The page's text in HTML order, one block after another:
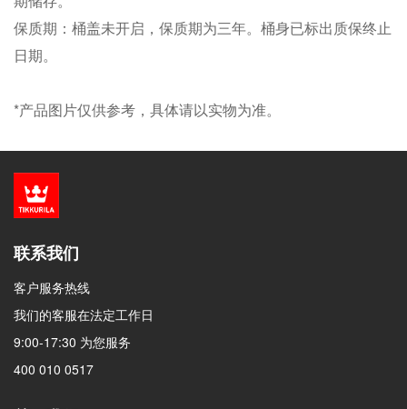
保质期：桶盖未开启，保质期为三年。桶身已标出质保终止
日期。
*产品图片仅供参考，具体请以实物为准。
联系我们
客户服务热线
我们的客服在法定工作日
9:00-17:30 为您服务
400 010 0517